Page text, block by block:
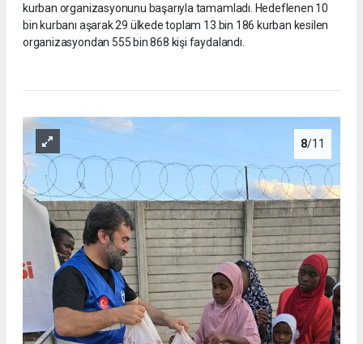
kurban organizasyonunu başarıyla tamamladı. Hedeflenen 10
bin kurbanı aşarak 29 ülkede toplam 13 bin 186 kurban kesilen
organizasyondan 555 bin 868 kişi faydalandı.
8/11